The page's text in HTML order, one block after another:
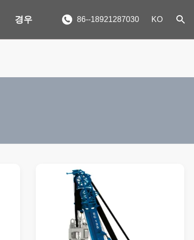
경우 86--18921287030 KO